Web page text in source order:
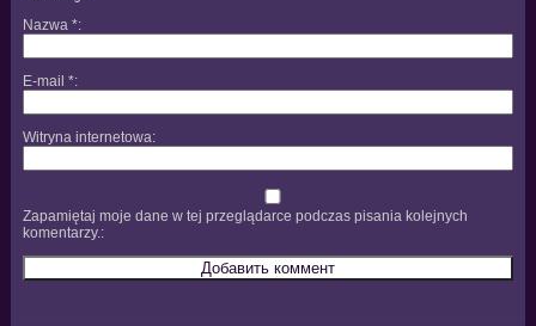
Nazwa *
E-mail *
Witryna internetowa
Zapamiętaj moje dane w tej przeglądarce podczas pisania kolejnych
komentarzy.